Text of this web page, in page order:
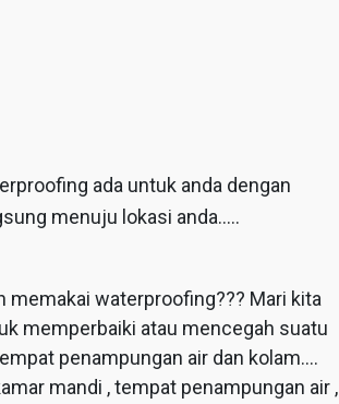
ada untuk anda dengan
menuju lokasi anda…..
memakai waterproofing??? Mari kita
memperbaiki atau mencegah suatu
penampungan air dan kolam….
mandi , tempat penampungan air ,